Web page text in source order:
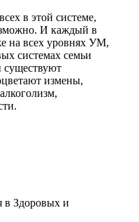
в этой системе,
И каждый в
на всех уровнях УМ,
системах семьи
существуют
измены,
в Здоровых и